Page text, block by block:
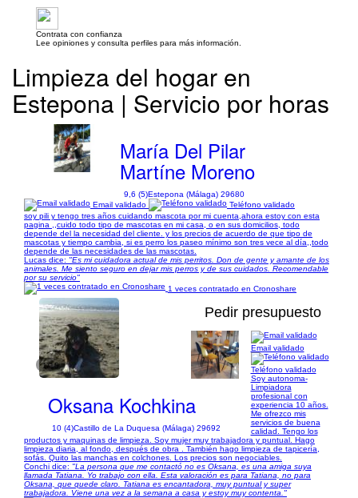
Contrata con confianza
Lee opiniones y consulta perfiles para más información.
Limpieza del hogar en
Estepona | Servicio por horas
María Del Pilar
Martíne Moreno
9,6 (5)Estepona (Málaga) 29680
Email validado
Teléfono validado
soy pili y tengo tres años cuidando mascota por mi cuenta,ahora estoy con esta
pagina ,,cuido todo tipo de mascotas en mi casa, o en sus domicilios, todo
depende del la necesidad del cliente. y los precios de acuerdo de que tipo de
mascotas y tiempo cambia, si es perro los paseo mínimo son tres vece al día,,todo
depende de las necesidades de las mascotas.
Lucas dice: "Es mi cuidadora actual de mis perritos. Don de gente y amante de los
animales. Me siento seguro en dejar mis perros y de sus cuidados. Recomendable
por su servicio"
1 veces contratado en Cronoshare
1/15
Pedir presupuesto
Oksana Kochkina
10 (4)Castillo de La Duquesa (Málaga) 29692
Email validado
Teléfono validado
Soy autonoma-
Limpiadora
profesional con
experiencia 10 años.
Me ofrezco mis
servicios de buena
calidad. Tengo los
productos y maquinas de limpieza. Soy mujer muy trabajadora y puntual. Hago
limpieza diaria, al fondo, después de obra . También hago limpieza de tapicería,
sofás. Quito las manchas en colchones. Los precios son negociables.
Conchi dice: "La persona que me contactó no es Oksana, es una amiga suya
llamada Tatiana. Yo trabajo con ella. Esta valoración es para Tatiana, no para
Oksana, que quede claro. Tatiana es encantadora, muy puntual y super
trabajadora. Viene una vez a la semana a casa y estoy muy contenta."